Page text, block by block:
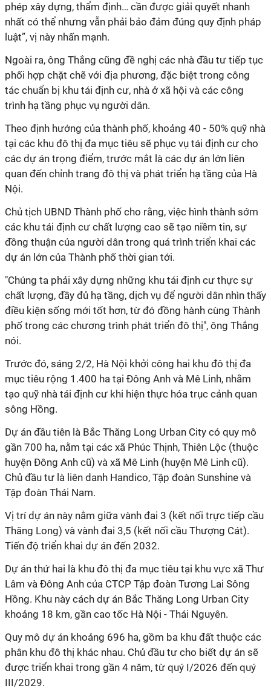
phép xây dựng, thẩm định… cần được giải quyết nhanh
nhất có thể nhưng vẫn phải bảo đảm đúng quy định pháp
luật”, vị này nhấn mạnh.
Ngoài ra, ông Thắng cũng đề nghị các nhà đầu tư tiếp tục
phối hợp chặt chẽ với địa phương, đặc biệt trong công
tác chuẩn bị khu tái định cư, nhà ở xã hội và các công
trình hạ tầng phục vụ người dân.
Theo định hướng của thành phố, khoảng 40 - 50% quỹ nhà
tại các khu đô thị đa mục tiêu sẽ phục vụ tái định cư cho
các dự án trọng điểm, trước mắt là các dự án lớn liên
quan đến chỉnh trang đô thị và phát triển hạ tầng của Hà
Nội.
Chủ tịch UBND Thành phố cho rằng, việc hình thành sớm
các khu tái định cư chất lượng cao sẽ tạo niềm tin, sự
đồng thuận của người dân trong quá trình triển khai các
dự án lớn của Thành phố thời gian tới.
"Chúng ta phải xây dựng những khu tái định cư thực sự
chất lượng, đầy đủ hạ tầng, dịch vụ để người dân nhìn thấy
điều kiện sống mới tốt hơn, từ đó đồng hành cùng Thành
phố trong các chương trình phát triển đô thị", ông Thắng
nói.
Trước đó, sáng 2/2, Hà Nội khởi công hai khu đô thị đa
mục tiêu rộng 1.400 ha tại Đông Anh và Mê Linh, nhằm
tạo quỹ nhà tái định cư khi hiện thực hóa trục cảnh quan
sông Hồng.
Dự án đầu tiên là Bắc Thăng Long Urban City có quy mô
gần 700 ha, nằm tại các xã Phúc Thịnh, Thiên Lộc (thuộc
huyện Đông Anh cũ) và xã Mê Linh (huyện Mê Linh cũ).
Chủ đầu tư là liên danh Handico, Tập đoàn Sunshine và
Tập đoàn Thái Nam.
Vị trí dự án này nằm giữa vành đai 3 (kết nối trực tiếp cầu
Thăng Long) và vành đai 3,5 (kết nối cầu Thượng Cát).
Tiến độ triển khai dự án đến 2032.
Dự án thứ hai là khu đô thị đa mục tiêu tại khu vực xã Thư
Lâm và Đông Anh của CTCP Tập đoàn Tương Lai Sông
Hồng. Khu này cách dự án Bắc Thăng Long Urban City
khoảng 18 km, gần cao tốc Hà Nội - Thái Nguyên.
Quy mô dự án khoảng 696 ha, gồm ba khu đất thuộc các
phân khu đô thị khác nhau. Chủ đầu tư cho biết dự án sẽ
được triển khai trong gần 4 năm, từ quý I/2026 đến quý
III/2029.